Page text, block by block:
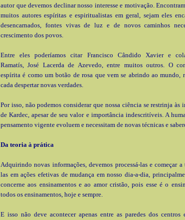
autor que devemos declinar nosso interesse e motivação.
muitos autores espíritas e espiritualistas em geral, sejam eles
desencarnados, fontes vivas de luz e de novos caminhos
crescimento dos povos.
Entre eles poderíamos citar Francisco Cândido Xavier e
Ramatís, José Lacerda de Azevedo, entre muitos outros. O
espírita é como um botão de rosa que vem se abrindo ao mundo,
cada despertar novas verdades.
Por isso, não podemos considerar que nossa ciência se restrinja às
de Kardec, apesar de seu valor e importância indescritíveis. A
pensamento vigente evoluem e necessitam de novas técnicas e
Da teoria à prática
Adquirindo novas informações, devemos processá-las e começar a
las em ações efetivas de mudança em nosso dia-a-dia,
concerne aos ensinamentos e ao amor cristão, pois esse é o
todos os ensinamentos, hoje e sempre.
E isso não deve acontecer apenas entre as paredes dos centros